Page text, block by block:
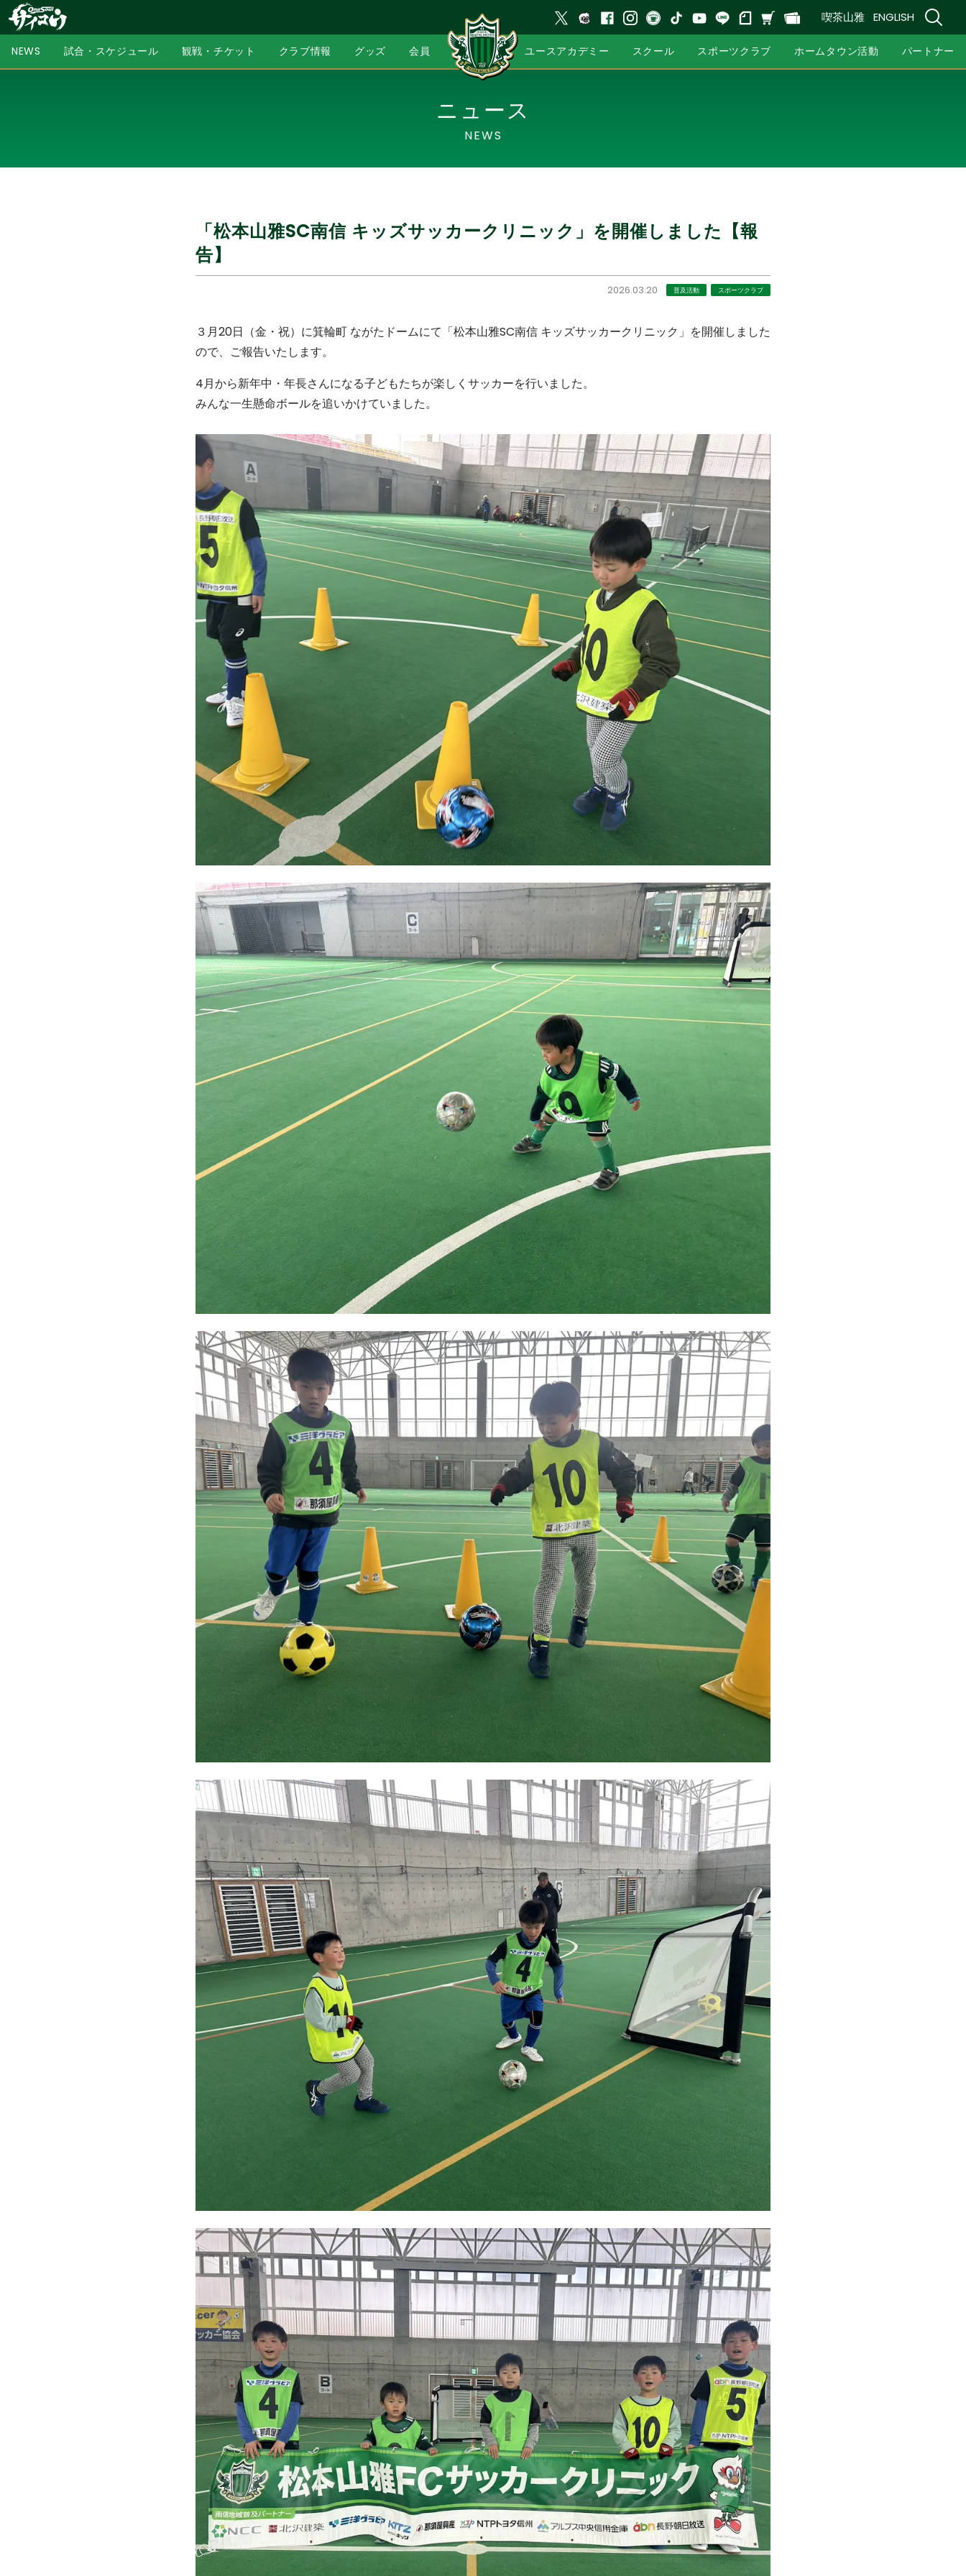
喫茶山雅 ENGLISH
NEWS 試合・スケジュール 観戦・チケット クラブ情報 グッズ 会員 ユースアカデミー スクール スポーツクラブ ホームタウン活動 パートナー
ニュース
NEWS
「松本山雅SC南信 キッズサッカークリニック」を開催しました【報
告】
2026.03.20 普及活動 スポーツクラブ
３月20日（金・祝）に箕輪町 ながたドームにて「松本山雅SC南信 キッズサッカークリニック」を開催しました
ので、ご報告いたします。
4月から新年中・年長さんになる子どもたちが楽しくサッカーを行いました。
みんな一生懸命ボールを追いかけていました。